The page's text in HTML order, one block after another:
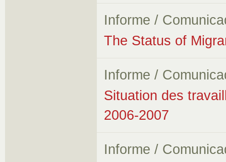
Informe /
The Status of
Informe /
Situation des
2006-2007
Informe /